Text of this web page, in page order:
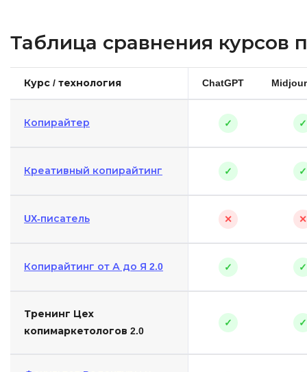
Таблица сравнения курсов
Курс / технология ChatGPT
Копирайтер ✓ ✓
Креативный копирайтинг ✓ ✓
UX-писатель ✕ ✕
Копирайтинг от А до Я 2.0 ✓ ✓
Тренинг Цех
копимаркетологов 2.0
✓ ✓